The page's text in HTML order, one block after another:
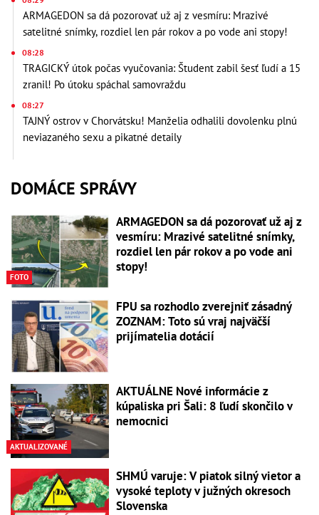
ARMAGEDON sa dá pozorovať už aj z vesmíru: Mrazivé
satelitné snímky, rozdiel len pár rokov a po vode ani stopy!
08:28
TRAGICKÝ útok počas vyučovania: Študent zabil šesť ľudí a 15
zranil! Po útoku spáchal samovraždu
08:27
TAJNÝ ostrov v Chorvátsku! Manželia odhalili dovolenku plnú
neviazaného sexu a pikatné detaily
DOMÁCE SPRÁVY
FOTO
ARMAGEDON sa dá pozorovať už aj z
vesmíru: Mrazivé satelitné snímky,
rozdiel len pár rokov a po vode ani
stopy!
FPU sa rozhodlo zverejniť zásadný
ZOZNAM: Toto sú vraj najväčší
prijímatelia dotácií
AKTUALIZOVANÉ
AKTUÁLNE Nové informácie z
kúpaliska pri Šali: 8 ľudí skončilo v
nemocnici
SHMÚ varuje: V piatok silný vietor a
vysoké teploty v južných okresoch
Slovenska